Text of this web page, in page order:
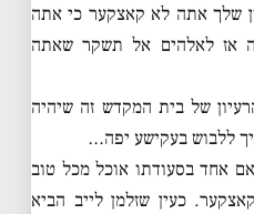
שלך אתה לא קאצקער כי אתה
אז לאלהים אל תשקר שאתה
של בית המקדש זה שיהיה
ללבוש בעקישע יפה…
אחד בסעודתו אוכל מכל טוב
כעין שזלמן לייב הביא